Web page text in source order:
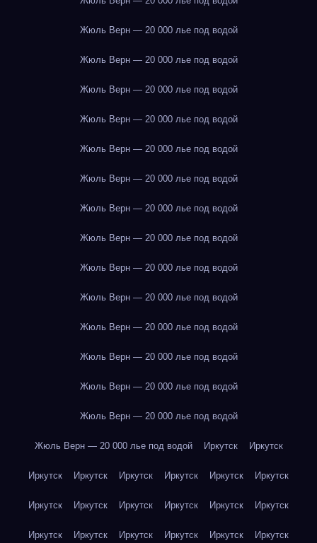
Жюль Верн — 20 000 лье под водой
Жюль Верн — 20 000 лье под водой
Жюль Верн — 20 000 лье под водой
Жюль Верн — 20 000 лье под водой
Жюль Верн — 20 000 лье под водой
Жюль Верн — 20 000 лье под водой
Жюль Верн — 20 000 лье под водой
Жюль Верн — 20 000 лье под водой
Жюль Верн — 20 000 лье под водой
Жюль Верн — 20 000 лье под водой
Жюль Верн — 20 000 лье под водой
Жюль Верн — 20 000 лье под водой
Жюль Верн — 20 000 лье под водой
Жюль Верн — 20 000 лье под водой
Жюль Верн — 20 000 лье под водой Иркутск Иркутск
Иркутск Иркутск Иркутск Иркутск Иркутск Иркутск
Иркутск Иркутск Иркутск Иркутск Иркутск Иркутск
Иркутск Иркутск Иркутск Иркутск Иркутск Иркутск